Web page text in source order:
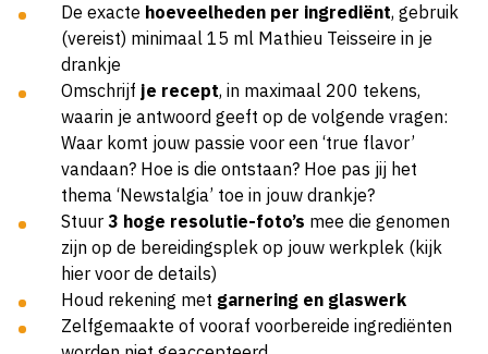
De exacte hoeveelheden per ingrediënt, gebruik
(vereist) minimaal 15 ml Mathieu Teisseire in je
drankje
Omschrijf je recept, in maximaal 200 tekens,
waarin je antwoord geeft op de volgende vragen:
Waar komt jouw passie voor een ‘true flavor’
vandaan? Hoe is die ontstaan? Hoe pas jij het
thema ‘Newstalgia’ toe in jouw drankje?
Stuur 3 hoge resolutie-foto’s mee die genomen
zijn op de bereidingsplek op jouw werkplek (kijk
hier voor de details)
Houd rekening met garnering en glaswerk
Zelfgemaakte of vooraf voorbereide ingrediënten